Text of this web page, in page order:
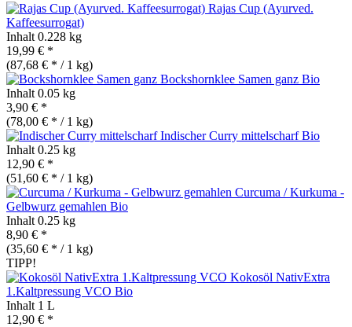
Rajas Cup (Ayurved.
Kaffeesurrogat)
Inhalt 0.228 kg
19,99 € *
(87,68 € * / 1 kg)
Bockshornklee Samen ganz Bio
Inhalt 0.05 kg
3,90 € *
(78,00 € * / 1 kg)
Indischer Curry mittelscharfBio
Inhalt 0.25 kg
12,90 € *
(51,60 € * / 1 kg)
Curcuma / Kurkuma -
Gelbwurz gemahlen Bio
Inhalt 0.25 kg
8,90 € *
(35,60 € * / 1 kg)
TIPP!
Kokosöl NativExtra
1.Kaltpressung VCO Bio
Inhalt 1 L
12,90 € *